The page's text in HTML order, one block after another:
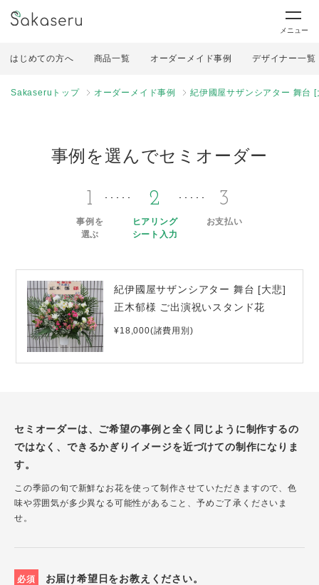
メニュー
はじめての方へ 商品一覧 オーダーメイド事例 デザイナー一覧
Sakaseruトップ オーダーメイド事例 紀伊國屋サザンシアター 舞台
事例を選んでセミオーダー
1
事例を
選ぶ
2
ヒアリング
シート入力
3
お支払い
紀伊國屋サザンシアター 舞台 [大悲]
正木郁様 ご出演祝いスタンド花
¥18,000(諸費用別)
セミオーダーは、ご希望の事例と全く同じように制作するの
ではなく、できるかぎりイメージを近づけての制作になりま
す。
この季節の旬で新鮮なお花を使って制作させていただきますので、色
味や雰囲気が多少異なる可能性があること、予めご了承くださいま
せ。
必須 お届け希望日をお教えください。